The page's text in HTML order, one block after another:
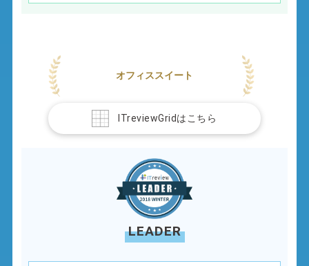
オフィススイート
ITreviewGridはこちら
LEADER